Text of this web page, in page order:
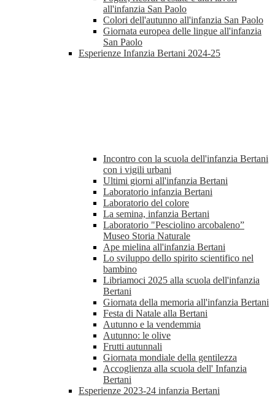
all'infanzia San Paolo
Colori dell'autunno all'infanzia San Paolo
Giornata europea delle lingue all'infanzia
San Paolo
Esperienze Infanzia Bertani 2024-25
Incontro con la scuola dell'infanzia Bertani
con i vigili urbani
Ultimi giorni all'infanzia Bertani
Laboratorio infanzia Bertani
Laboratorio del colore
La semina, infanzia Bertani
Laboratorio "Pesciolino arcobaleno”
Museo Storia Naturale
Ape mielina all'infanzia Bertani
Lo sviluppo dello spirito scientifico nel
bambino
Libriamoci 2025 alla scuola dell'infanzia
Bertani
Giornata della memoria all'infanzia Bertani
Festa di Natale alla Bertani
Autunno e la vendemmia
Autunno: le olive
Frutti autunnali
Giornata mondiale della gentilezza
Accoglienza alla scuola dell' Infanzia
Bertani
Esperienze 2023-24 infanzia Bertani